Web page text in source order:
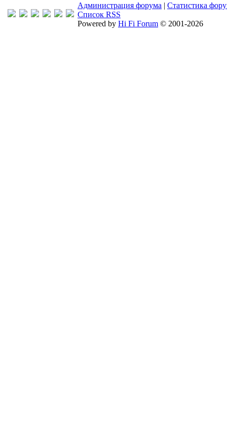
Администрация форума | Статистика
Список RSS
Powered by Hi Fi Forum © 2001-2026